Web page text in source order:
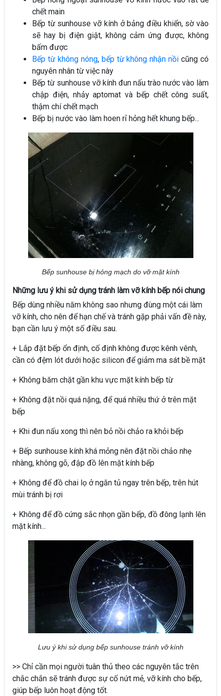
chết main
Bếp từ sunhouse vỡ kính ở bảng điều khiển, sờ vào
sẽ hay bị điện giật, không cảm ứng được, không
bấm được
Bếp từ không nóng, bếp từ không nhận nồi cũng có
nguyên nhân từ việc này
Bếp từ sunhouse vỡ kính đun nấu trào nước vào làm
chập điện, nhảy aptomat và bếp chết công suất,
thậm chí chết mạch
Bếp bị nước vào làm hoen rỉ hỏng hết khung bếp...
Bếp sunhouse bị hỏng mạch do vỡ mặt kính
Những lưu ý khi sử dụng tránh làm vỡ kính bếp nói chung
Bếp dùng nhiều năm không sao nhưng đùng một cái làm
vỡ kính, cho nên để hạn chế và tránh gặp phải vấn đề này,
bạn cần lưu ý một số điều sau.
+ Lắp đặt bếp ổn định, cố định không được kênh vênh,
cần có đệm lót dưới hoặc silicon để giảm ma sát bề mặt
+ Không băm chặt gần khu vực mặt kính bếp từ
+ Không đặt nồi quá nặng, để quá nhiều thứ ở trên mặt
bếp
+ Khi đun nấu xong thì nên bỏ nồi chảo ra khỏi bếp
+ Bếp sunhouse kính khá mỏng nên đặt nồi chảo nhẹ
nhàng, không gõ, đập đồ lên mặt kính bếp
+ Không để đồ chai lọ ở ngăn tủ ngay trên bếp, trên hút
mùi tránh bị rơi
+ Không để đồ cứng sắc nhọn gần bếp, đồ đông lạnh lên
mặt kính...
Lưu ý khi sử dụng bếp sunhouse tránh vỡ kính
>> Chỉ cần mọi người tuân thủ theo các nguyên tắc trên
chắc chắn sẽ tránh được sự cố nứt mẻ, vỡ kính cho bếp,
giúp bếp luôn hoạt động tốt.